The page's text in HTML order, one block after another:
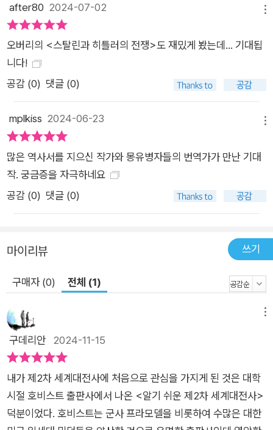
‘생산 군인’으로 여겨졌고, 일부 국가에서는 실제로 노동자를 군
인으로 규정하고 노동자의 결근을 ‘탈영’으로 간주했는가 하면 병
역 거부자를 탈영병으로 취급하기도 했다. 또한 교전국들은 적국
의 국민이 전쟁 노력의 일부분이라는 이유로 민간인을 정당한 공
격의 목표로 삼고서 군사적 조치와 경제적 조치를 망라하는 온갖
르며 전쟁은 ‘민간화’되었고, 민간인은 ‘군사화’되었다. 이렇듯 2
차대전에 이르러 군대와 민간 사회를 망라하게 된 총력전에 관해
서술하기 위해 오버리는 주제별로 핵심 문제들을 탐구한다. 간결
하게 압축된 이 논의는 가히 압권이다. 장마다의 주요 주제는 다
장: 새로운 전술·장비는 어떻게 준비·활용되었는가? 6장: 전시경
논거는 무엇이었는가? 8장: 민간인은 전쟁을 어떻게 경험했는
가? 9장: 개인의 감정과 심리는 어떤 영향을 받았는가? 10장: 전
시에 어떤 범죄와 잔혹행위가 자행되었는가? 전 세계의 지정학
적 질서는 어떻게 변혁되었는가 이 책의 마지막 11장은 2차대전
이후의 세계를 그린다. 아직 남은 전시의 정치적·이데올로기적 분
쟁의 해결은 대개 제국과 초강대국의 야망이 시들어가는 변화를
배경으로 이루어졌다. 그리하여 전통적 제국들이 마침내 허물어
지고 오늘날 같은 민족국가들의 세계가 형성되었다. 영어권에서
《피와 폐허》에 대한 평가는 2차대전에 관한 단권 역사서로는 가
장 포괄적인 역작이라는 것이다. 이는 과장된 평가가 아니다. 성
실한 역사가인 오버리는 젊어서부터 많은 책을 썼지만 2차대전
after80 2024-07-02
오버리의 <스탈린과 히틀러의 전쟁>도 재밌게 봤는데... 기대됩
니다!
공감 (0) 댓글 (0)
mplkiss 2024-06-23
많은 역사서를 지으신 작가와 몽유병자들의 번역가가 만난 기대
작. 궁금증을 자극하네요
공감 (0) 댓글 (0)
마이리뷰 쓰기
구매자 (0) 전체 (1)
구데리안 2024-11-15
내가 제2차 세계대전사에 처음으로 관심을 가지게 된 것은 대학
시절 호비스트 출판사에서 나온 <알기 쉬운 제2차 세계대전사>
덕분이었다. 호비스트는 군사 프라모델을 비롯하여 수많은 대한